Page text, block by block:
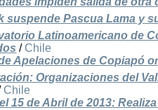
suspende Pascua Lama y
Latinoamericano de
/ Chile
Apelaciones de Copiapó
Organizaciones del
Chile
15 de Abril de 2013: